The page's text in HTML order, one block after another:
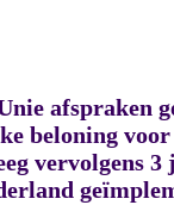
afspraken
beloning
vervolgens